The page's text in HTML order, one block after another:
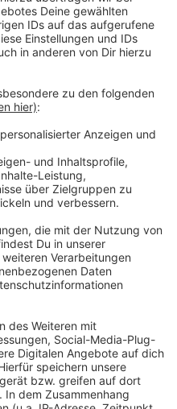
einem PCR-Test
der erste Bürgermeister
wurde. Kellers
zum Thema:
für das Technische
zur Ratssitzung
positiv,